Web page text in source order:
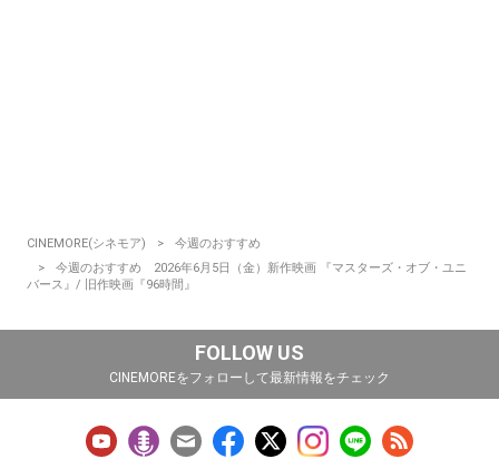
CINEMORE(シネモア)
今週のおすすめ
今週のおすすめ 2026年6月5日（金）新作映画 『マスターズ・オブ・ユニ
バース』/ 旧作映画『96時間』
FOLLOW US
CINEMOREをフォローして最新情報をチェック